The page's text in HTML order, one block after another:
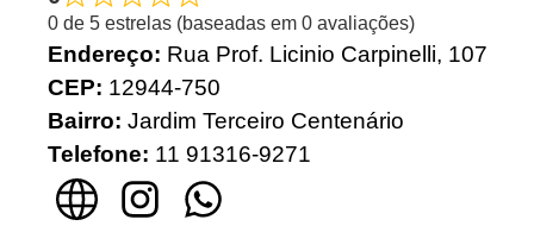
0 de 5 estrelas (baseadas em 0 avaliações)
Endereço: Rua Prof. Licinio Carpinelli, 107
CEP: 12944-750
Bairro: Jardim Terceiro Centenário
Telefone: 11 91316-9271